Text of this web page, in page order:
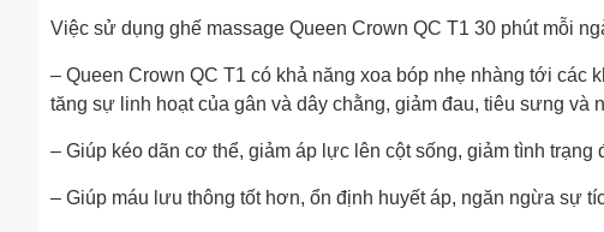
Việc sử dụng ghế massage Queen Crown QC T1 30 phút mỗi
– Queen Crown QC T1 có khả năng xoa bóp nhẹ nhàng tới các
tăng sự linh hoạt của gân và dây chằng, giảm đau, tiêu sưng
– Giúp kéo dãn cơ thể, giảm áp lực lên cột sống, giảm tình
– Giúp máu lưu thông tốt hơn, ổn định huyết áp, ngăn ngừa sự